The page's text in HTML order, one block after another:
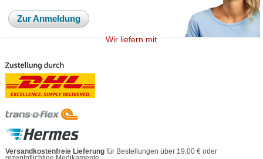
Zur Anmeldung
Wir liefern mit
Versandkostenfreie Lieferung für Bestellungen über 19,00 € oder